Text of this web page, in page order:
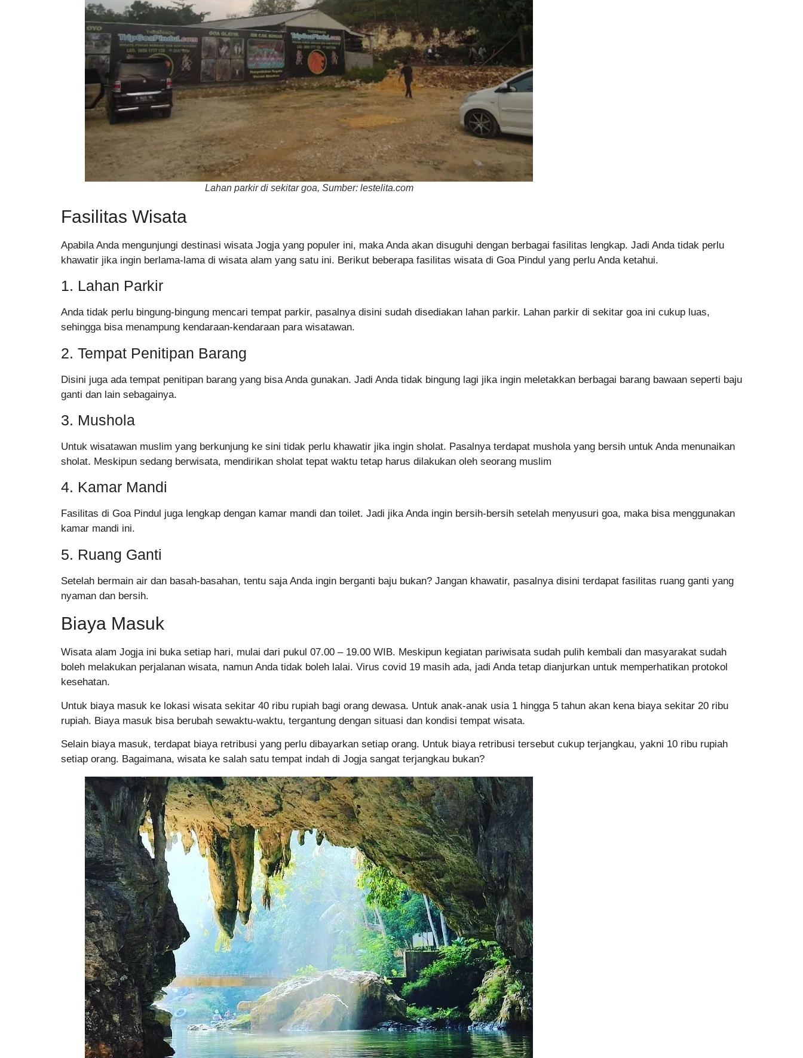
Lahan parkir di sekitar goa, Sumber: lestelita.com
Fasilitas Wisata
Apabila Anda mengunjungi destinasi wisata Jogja yang populer ini, maka Anda akan disuguhi dengan berbagai fasilitas lengkap. Jadi Anda tidak perlu
khawatir jika ingin berlama-lama di wisata alam yang satu ini. Berikut beberapa fasilitas wisata di Goa Pindul yang perlu Anda ketahui.
1. Lahan Parkir
Anda tidak perlu bingung-bingung mencari tempat parkir, pasalnya disini sudah disediakan lahan parkir. Lahan parkir di sekitar goa ini cukup luas,
sehingga bisa menampung kendaraan-kendaraan para wisatawan.
2. Tempat Penitipan Barang
Disini juga ada tempat penitipan barang yang bisa Anda gunakan. Jadi Anda tidak bingung lagi jika ingin meletakkan berbagai barang bawaan seperti baju
ganti dan lain sebagainya.
3. Mushola
Untuk wisatawan muslim yang berkunjung ke sini tidak perlu khawatir jika ingin sholat. Pasalnya terdapat mushola yang bersih untuk Anda menunaikan
sholat. Meskipun sedang berwisata, mendirikan sholat tepat waktu tetap harus dilakukan oleh seorang muslim
4. Kamar Mandi
Fasilitas di Goa Pindul juga lengkap dengan kamar mandi dan toilet. Jadi jika Anda ingin bersih-bersih setelah menyusuri goa, maka bisa menggunakan
kamar mandi ini.
5. Ruang Ganti
Setelah bermain air dan basah-basahan, tentu saja Anda ingin berganti baju bukan? Jangan khawatir, pasalnya disini terdapat fasilitas ruang ganti yang
nyaman dan bersih.
Biaya Masuk
Wisata alam Jogja ini buka setiap hari, mulai dari pukul 07.00 – 19.00 WIB. Meskipun kegiatan pariwisata sudah pulih kembali dan masyarakat sudah
boleh melakukan perjalanan wisata, namun Anda tidak boleh lalai. Virus covid 19 masih ada, jadi Anda tetap dianjurkan untuk memperhatikan protokol
kesehatan.
Untuk biaya masuk ke lokasi wisata sekitar 40 ribu rupiah bagi orang dewasa. Untuk anak-anak usia 1 hingga 5 tahun akan kena biaya sekitar 20 ribu
rupiah. Biaya masuk bisa berubah sewaktu-waktu, tergantung dengan situasi dan kondisi tempat wisata.
Selain biaya masuk, terdapat biaya retribusi yang perlu dibayarkan setiap orang. Untuk biaya retribusi tersebut cukup terjangkau, yakni 10 ribu rupiah
setiap orang. Bagaimana, wisata ke salah satu tempat indah di Jogja sangat terjangkau bukan?